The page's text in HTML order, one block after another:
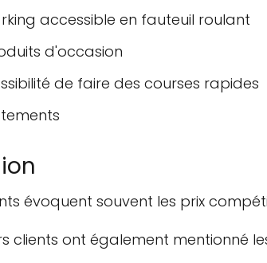
accessible en fauteuil roulant
d'occasion
de faire des courses rapides
évoquent souvent les prix
clients ont également mentionné